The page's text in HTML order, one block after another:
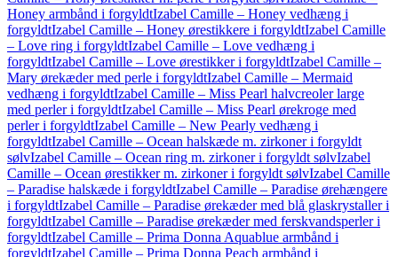
Honey armbånd i forgyldtIzabel Camille – Honey vedhæng i
forgyldtIzabel Camille – Honey ørestikkere i forgyldtIzabel Camille
– Love ring i forgyldtIzabel Camille – Love vedhæng i
forgyldtIzabel Camille – Love ørestikker i forgyldtIzabel Camille –
Mary ørekæder med perle i forgyldtIzabel Camille – Mermaid
vedhæng i forgyldtIzabel Camille – Miss Pearl halvcreoler large
med perler i forgyldtIzabel Camille – Miss Pearl ørekroge med
perler i forgyldtIzabel Camille – New Pearly vedhæng i
forgyldtIzabel Camille – Ocean halskæde m. zirkoner i forgyldt
sølvIzabel Camille – Ocean ring m. zirkoner i forgyldt sølvIzabel
Camille – Ocean ørestikker m. zirkoner i forgyldt sølvIzabel Camille
– Paradise halskæde i forgyldtIzabel Camille – Paradise ørehængere
i forgyldtIzabel Camille – Paradise ørekæder med blå glaskrystaller i
forgyldtIzabel Camille – Paradise ørekæder med ferskvandsperler i
forgyldtIzabel Camille – Prima Donna Aquablue armbånd i
forgyldtIzabel Camille – Prima Donna Peach armbånd i